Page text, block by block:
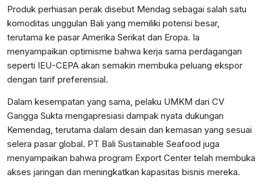
Produk perhiasan perak disebut Mendag sebagai salah satu
komoditas unggulan Bali yang memiliki potensi besar,
terutama ke pasar Amerika Serikat dan Eropa. Ia
menyampaikan optimisme bahwa kerja sama perdagangan
seperti IEU-CEPA akan semakin membuka peluang ekspor
dengan tarif preferensial.
Dalam kesempatan yang sama, pelaku UMKM dari CV
Gangga Sukta mengapresiasi dampak nyata dukungan
Kemendag, terutama dalam desain dan kemasan yang sesuai
selera pasar global. PT Bali Sustainable Seafood juga
menyampaikan bahwa program Export Center telah membuka
akses jaringan dan meningkatkan kapasitas bisnis mereka.